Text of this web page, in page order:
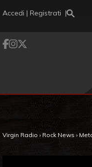
Accedi | Registrati
Virgin Radio › Rock News ›